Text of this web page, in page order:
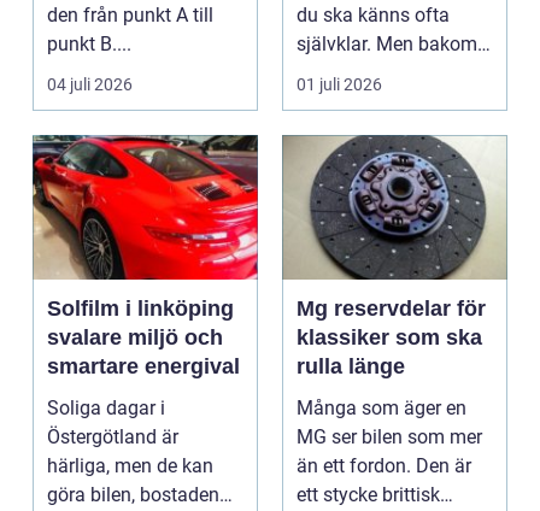
den från punkt A till
punkt B....
04 juli 2026
du ska känns ofta
självklar. Men bakom
varje problem...
01 juli 2026
Solfilm i linköping
svalare miljö och
smartare energival
Soliga dagar i
Östergötland är
härliga, men de kan
göra bilen, bostaden
Mg reservdelar för
klassiker som ska
rulla länge
Många som äger en
MG ser bilen som mer
än ett fordon. Den är
ett stycke brittisk